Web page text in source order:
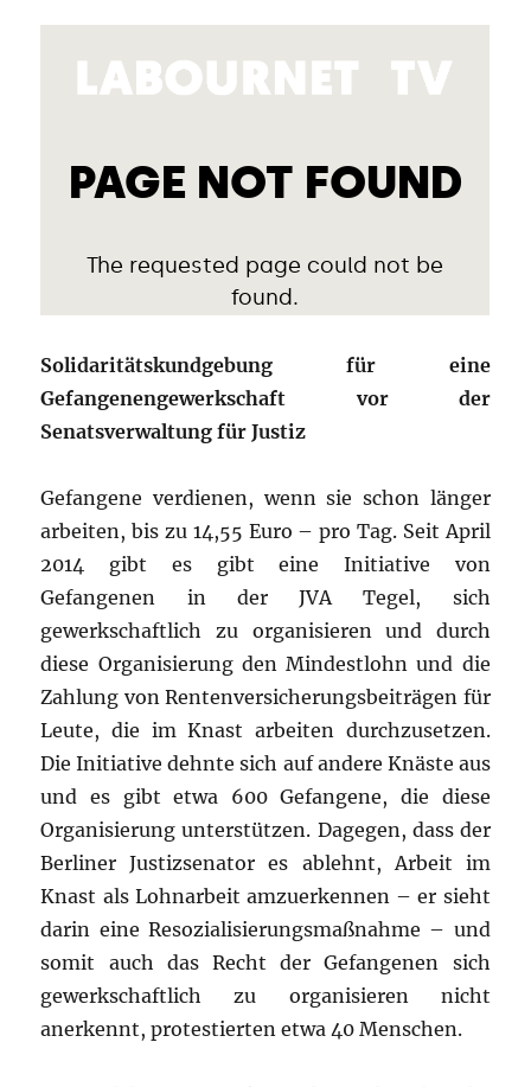
Solidaritätskundgebung für eine
Gefangenengewerkschaft vor der
Senatsverwaltung für Justiz
Gefangene verdienen, wenn sie schon länger
arbeiten, bis zu 14,55 Euro – pro Tag. Seit April
2014 gibt es gibt eine Initiative von
Gefangenen in der JVA Tegel, sich
gewerkschaftlich zu organisieren und durch
diese Organisierung den Mindestlohn und die
Zahlung von Rentenversicherungsbeiträgen für
Leute, die im Knast arbeiten durchzusetzen.
Die Initiative dehnte sich auf andere Knäste aus
und es gibt etwa 600 Gefangene, die diese
Organisierung unterstützen. Dagegen, dass der
Berliner Justizsenator es ablehnt, Arbeit im
Knast als Lohnarbeit amzuerkennen – er sieht
darin eine Resozialisierungsmaßnahme – und
somit auch das Recht der Gefangenen sich
gewerkschaftlich zu organisieren nicht
anerkennt, protestierten etwa 40 Menschen.